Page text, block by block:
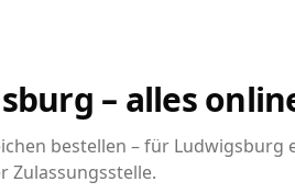
– alles
bestellen – für Ludwigsburg
Zulassungsstelle.